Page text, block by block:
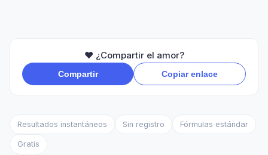
❤️ ¿Compartir el amor?
Compartir Copiar enlace
Resultados instantáneos Sin registro Fórmulas estándar
Gratis